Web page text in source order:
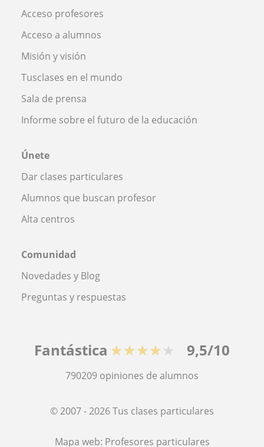
Acceso profesores
Acceso a alumnos
Misión y visión
Tusclases en el mundo
Sala de prensa
Informe sobre el futuro de la educación
Únete
Dar clases particulares
Alumnos que buscan profesor
Alta centros
Comunidad
Novedades y Blog
Preguntas y respuestas
Fantástica ★★★★★ 9,5/10
790209 opiniones de alumnos
© 2007 - 2026 Tus clases particulares
Mapa web: Profesores particulares